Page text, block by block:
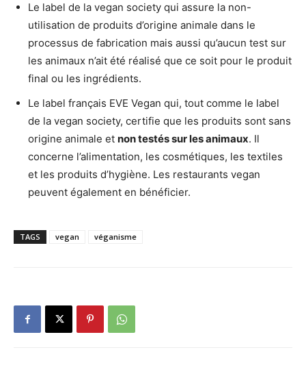
Le label de la vegan society qui assure la non-
utilisation de produits d’origine animale dans le
processus de fabrication mais aussi qu’aucun test sur
les animaux n’ait été réalisé que ce soit pour le produit
final ou les ingrédients.
Le label français EVE Vegan qui, tout comme le label
de la vegan society, certifie que les produits sont sans
origine animale et non testés sur les animaux. Il
concerne l’alimentation, les cosmétiques, les textiles
et les produits d’hygiène. Les restaurants vegan
peuvent également en bénéficier.
TAGS vegan véganisme